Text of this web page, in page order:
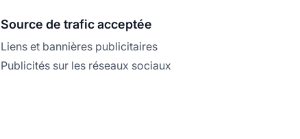
Source de trafic acceptée
Liens et bannières publicitaires
Publicités sur les réseaux sociaux